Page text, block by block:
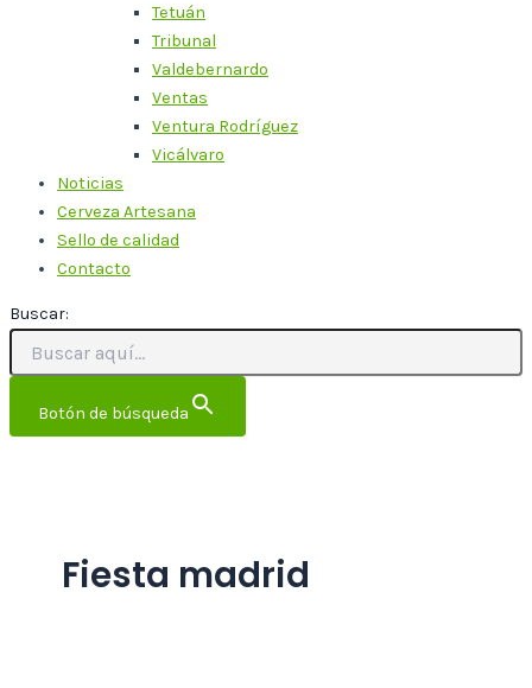
Tetuán
Tribunal
Valdebernardo
Ventas
Ventura Rodríguez
Vicálvaro
Noticias
Cerveza Artesana
Sello de calidad
Contacto
Buscar:
Botón de búsqueda
Fiesta madrid